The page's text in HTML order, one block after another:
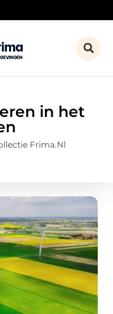
in het
Frima.nl